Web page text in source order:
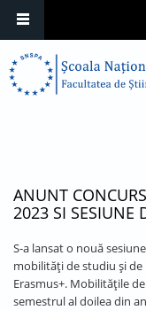
ANUNT
2023 SI SESIUNE
S-a lansat o nouă
mobilități de studiu și
Erasmus+. Mobilitățile
semestrul al doilea din